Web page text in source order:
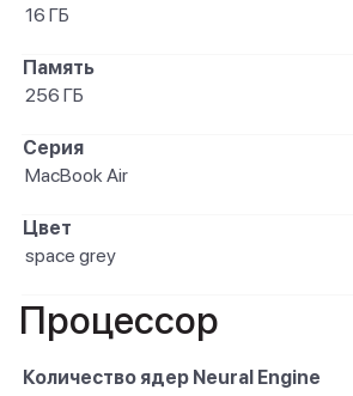
16 ГБ
Память
256 ГБ
Серия
MacBook Air
Цвет
space grey
Процессор
Количество ядер Neural Engine